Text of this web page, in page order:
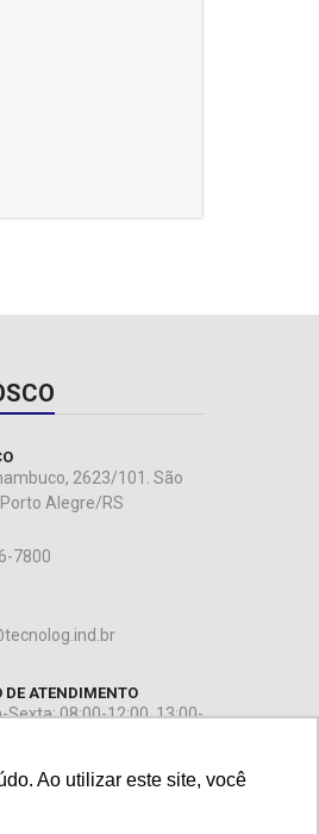
Ao utilizar este site, você
Ao utilizar este site, você
2623/101. São
Alegre/RS
7800
DE ATENDIMENTO
Sexta: 08:00-12:00, 13:00-